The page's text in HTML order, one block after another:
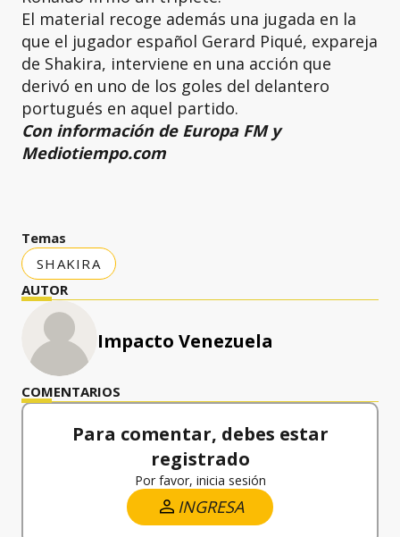
El material recoge además una jugada en la
que el jugador español Gerard Piqué, expareja
de Shakira, interviene en una acción que
derivó en uno de los goles del delantero
portugués en aquel partido.
Con información de Europa FM y
Mediotiempo.com
Temas
SHAKIRA
AUTOR
Impacto Venezuela
COMENTARIOS
Para comentar, debes estar
registrado
Por favor, inicia sesión
INGRESA